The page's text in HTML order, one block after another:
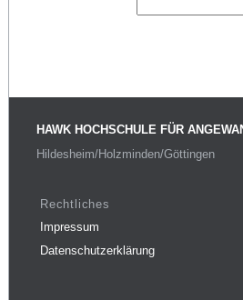
HAWK HOCHSCHULE FÜR
Hildesheim/Holzminden/Göttingen
Rechtliches
Impressum
Datenschutzerklärung